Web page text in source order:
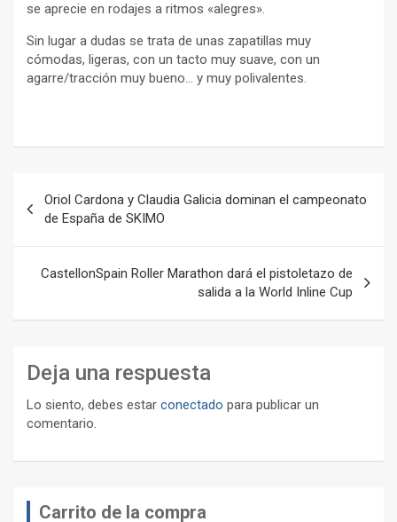
se aprecie en rodajes a ritmos «alegres».
Sin lugar a dudas se trata de unas zapatillas muy
cómodas, ligeras, con un tacto muy suave, con un
agarre/tracción muy bueno… y muy polivalentes.
de
entradas
Oriol Cardona y Claudia Galicia dominan el campeonato
de España de SKIMO
CastellonSpain Roller Marathon dará el pistoletazo de
salida a la World Inline Cup
Deja una respuesta
Lo siento, debes estar conectado para publicar un
comentario.
Carrito de la compra